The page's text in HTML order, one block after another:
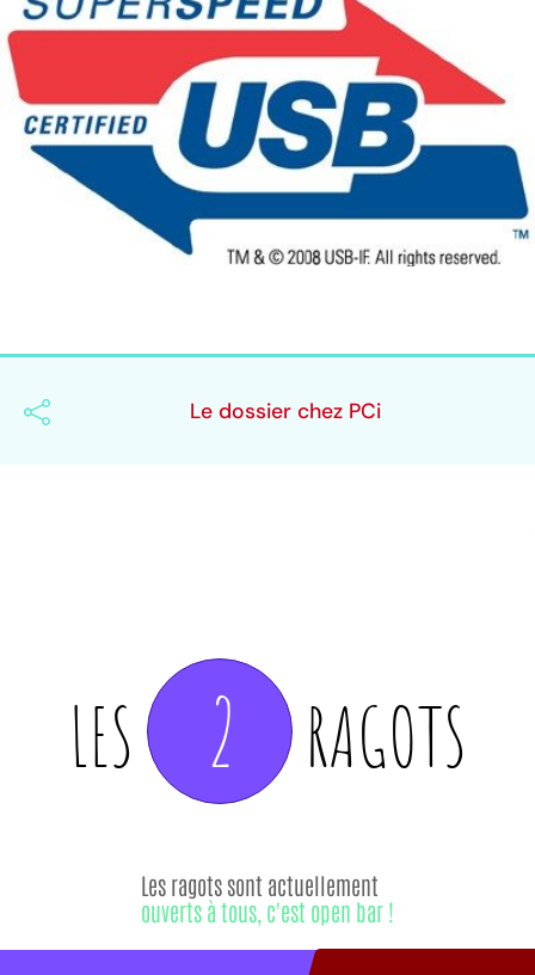
Le dossier chez PCi
LES 2 RAGOTS
Les ragots sont actuellement
ouverts à tous, c'est open bar !